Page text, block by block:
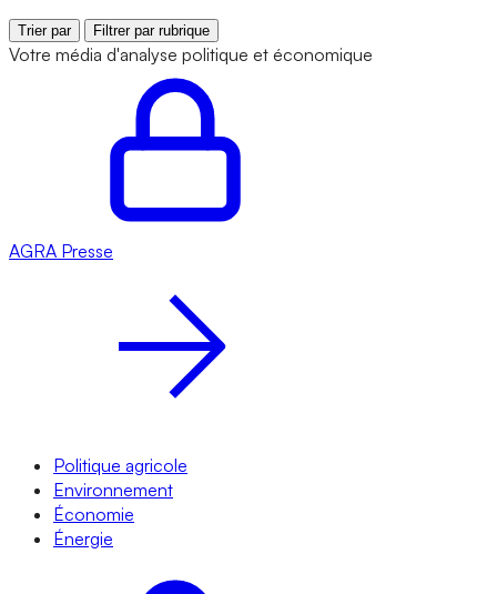
Trier par Filtrer par rubrique
Votre média d'analyse politique et économique
AGRA Presse
Politique agricole
Environnement
Économie
Énergie